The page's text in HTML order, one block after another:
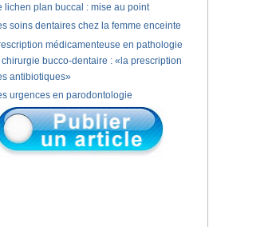
lichen plan buccal : mise au point
soins dentaires chez la femme enceinte
médicamenteuse en pathologie
chirurgie bucco-dentaire : «la prescription
antibiotiques»
urgences en parodontologie